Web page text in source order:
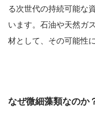
る次世代の持続可能な
います。石油や天然ガ
材として、その可能性
なぜ微細藻類なのか